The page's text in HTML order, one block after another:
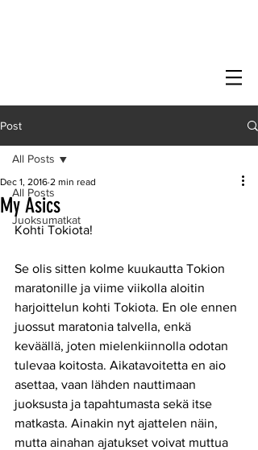
Post
All Posts
Juoksumatkat
All Posts
My Asics
Dec 1, 2016 2 min read
Kohti Tokiota!
Se olis sitten kolme kuukautta Tokion
maratonille ja viime viikolla aloitin
harjoittelun kohti Tokiota. En ole ennen
juossut maratonia talvella, enkä
keväällä, joten mielenkiinnolla odotan
tulevaa koitosta. Aikatavoitetta en aio
asettaa, vaan lähden nauttimaan
juoksusta ja tapahtumasta sekä itse
matkasta. Ainakin nyt ajattelen näin,
mutta ainahan ajatukset voivat muttua